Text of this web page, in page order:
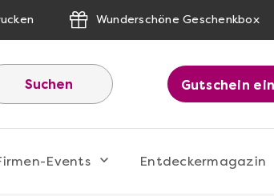
Wunderschöne Geschenkbox
Suchen Gutschein
Events Entdeckermagazin